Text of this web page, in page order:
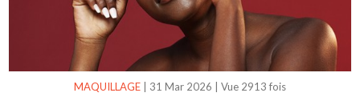
MAQUILLAGE 31 Mar 2026 Vue 2913 fois